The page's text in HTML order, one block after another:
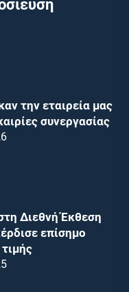
την εταιρεία μας
συνεργασίας
Διεθνή Έκθεση
επίσημο